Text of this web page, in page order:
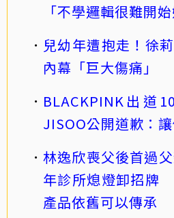
「不學邏輯很難開始
兒幼年遭抱走！徐
內幕「巨大傷痛」
BLACKPINK出道
JISOO公開道歉：
林逸欣喪父後首過
年診所熄燈卸招牌
產品依舊可以傳承